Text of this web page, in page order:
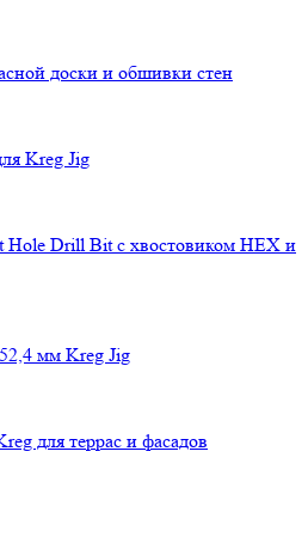
доски и обшивки стен
Kreg Jig
Hole Drill Bit с хвостовиком HEX и
мм Kreg Jig
для террас и фасадов